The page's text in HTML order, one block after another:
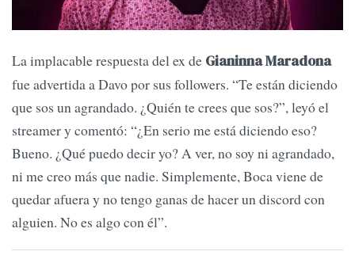
La implacable respuesta del ex de Gianinna Maradona
fue advertida a Davo por sus followers. “Te están diciendo
que sos un agrandado. ¿Quién te crees que sos?”, leyó el
streamer y comentó: “¿En serio me está diciendo eso?
Bueno. ¿Qué puedo decir yo? A ver, no soy ni agrandado,
ni me creo más que nadie. Simplemente, Boca viene de
quedar afuera y no tengo ganas de hacer un discord con
alguien. No es algo con él”.